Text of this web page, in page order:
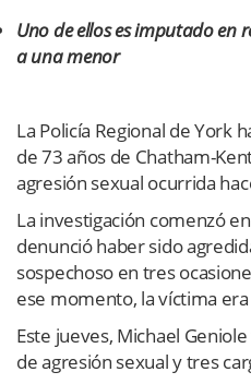
Uno de ellos es imputado en
a una menor
La Policía Regional de York
de 73 años de Chatham-
agresión sexual ocurrida
La investigación comenzó
denunció haber sido
sospechoso en tres
ese momento, la víctima
Este jueves, Michael
de agresión sexual y tres